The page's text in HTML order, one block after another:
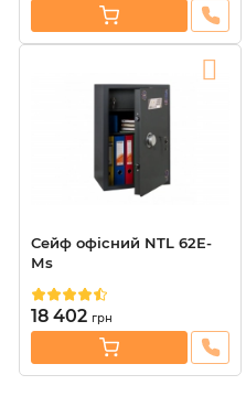
Сейф офісний NTL 62E-
Мs
18 402 грн